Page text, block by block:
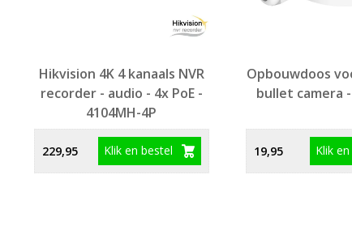
Hikvision 4K 4 kanaals NVR
recorder - audio - 4x PoE -
4104MH-4P
229,95 Klik en bestel
Opbouwdoos
bullet camera -
19,95 Klik